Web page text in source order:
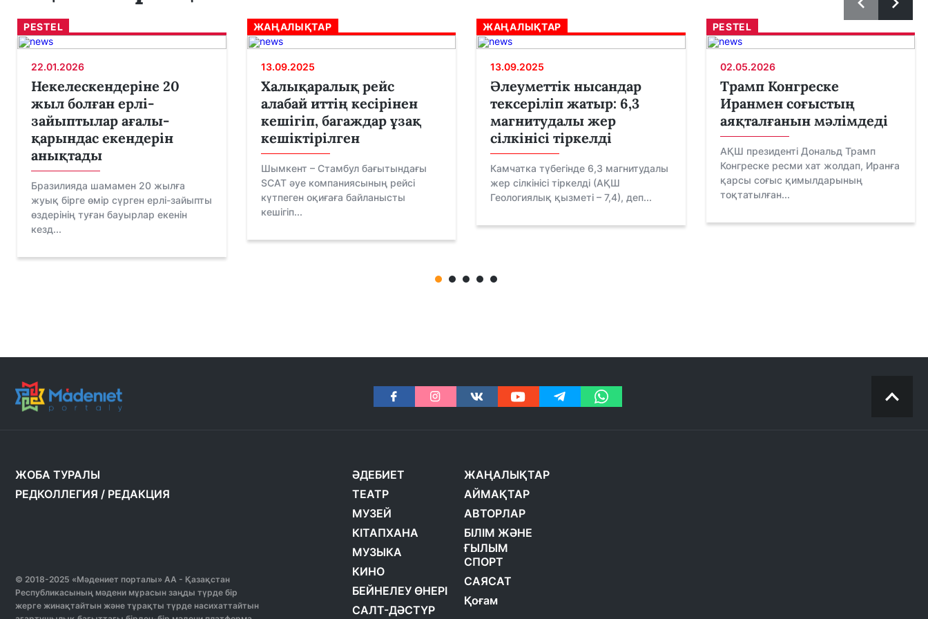
PESTEL
22.01.2026
Некелескендеріне 20
жыл болған ерлі-
зайыптылар ағалы-
қарындас екендерін
анықтады
Бразилияда шамамен 20 жылға
жуық бірге өмір сүрген ерлі-зайыпты
өздерінің туған бауырлар екенін
кезд...
ЖАҢАЛЫҚТАР
13.09.2025
Халықаралық рейс
алабай иттің кесірінен
кешігіп, багаждар ұзақ
кешіктірілген
Шымкент – Стамбул бағытындағы
SCAT әуе компаниясының рейсі
күтпеген оқиғаға байланысты
кешігіп...
ЖАҢАЛЫҚТАР
13.09.2025
Әлеуметтік нысандар
тексеріліп жатыр: 6,3
магнитудалы жер
сілкінісі тіркелді
Камчатка түбегінде 6,3 магнитудалы
жер сілкінісі тіркелді (АҚШ
Геологиялық қызметі – 7,4), деп...
PESTEL
02.05.2026
Трамп Конгреске
Иранмен соғыстың
аяқталғанын мәлімдеді
АҚШ президенті Дональд Трамп
Конгреске ресми хат жолдап, Иранға
қарсы соғыс қимылдарының
тоқтатылған...
ЖОБА ТУРАЛЫ
РЕДКОЛЛЕГИЯ / РЕДАКЦИЯ
© 2018-2025 «Мәдениет порталы» АА - Қазақстан
Республикасының мәдени мұрасын заңды түрде бір
жерге жинақтайтын және тұрақты түрде насихаттайтын
ӘДЕБИЕТ
ТЕАТР
МУЗЕЙ
КІТАПХАНА
МУЗЫКА
КИНО
БЕЙНЕЛЕУ ӨНЕРІ
САЛТ-ДӘСТҮР
ЖАҢАЛЫҚТАР
АЙМАҚТАР
АВТОРЛАР
БІЛІМ ЖӘНЕ
ҒЫЛЫМ
СПОРТ
САЯСАТ
Қоғам